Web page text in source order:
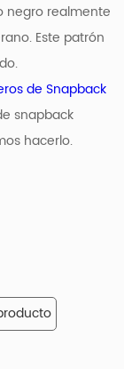
negro realmente
Este patrón
de Snapback
snapback
hacerlo.